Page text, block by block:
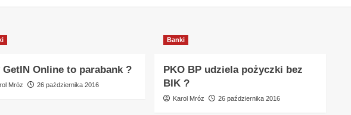
GetIN Online to parabank ?
Mróz 26 października 2016
Banki
PKO BP udziela pożyczki bez
BIK ?
Karol Mróz 26 października 2016